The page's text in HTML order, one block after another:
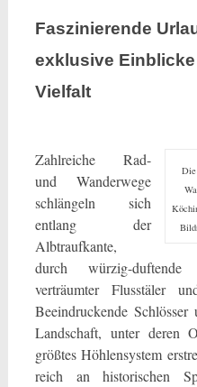
Faszinierende
exklusive
Vielfalt
Zahlreiche Rad-
und Wanderwege
schlängeln sich
entlang der
Albtraufkante,
durch würzig-duftende
verträumter Flusstäler
Beeindruckende
Landschaft, unter deren
größtes Höhlensystem
reich an historischen